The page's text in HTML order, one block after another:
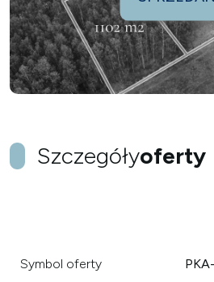
Szczegółyoferty
Symbol oferty